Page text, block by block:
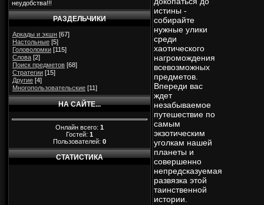
неудобства!!!
РАЗДЕЛЬЧИКИ
Аркады и экшн [67]
Настольные [5]
Головоломки [115]
Слова [2]
Поиск предметов [68]
Стратегии [15]
Другие [4]
Многопользовательские [11]
НА САЙТЕ...
Онлайн всего: 1
Гостей: 1
Пользователей: 0
СТАТИСТИКА
истины -
собирайте
нужные улики
среди
хаотического
нагромождения
всевозможных
предметов.
Впереди вас
ждет
незабываемое
путешествие по
самым
экзотическим
уголкам нашей
планеты и
совершенно
непредсказуемая
развязка этой
таинственной
истории.